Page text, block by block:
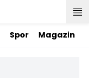
Spor Magazin